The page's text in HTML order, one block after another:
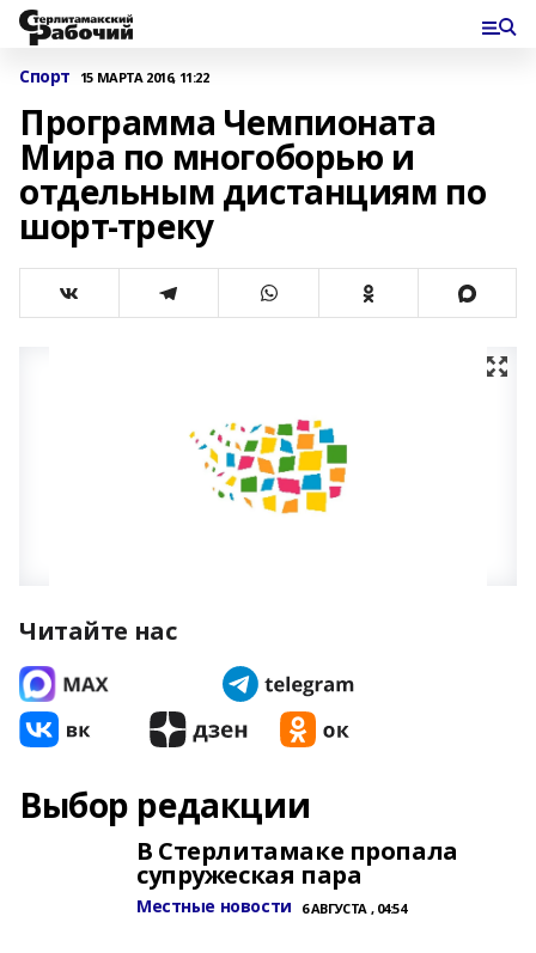
Спорт 15 МАРТА 2016, 11:22
Программа Чемпионата
Мира по многоборью и
отдельным дистанциям по
шорт-треку
Читайте нас
Выбор редакции
В Стерлитамаке пропала
супружеская пара
Местные новости 6 АВГУСТА , 04:54